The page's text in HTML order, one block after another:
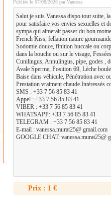
Publiée le 07/08/2026 par Vanessa
Salut je suis Vanessa dispo tout suite,
pour satisfaire vos envies sexuelles et
sympa qui aimerait passer du bon
French Kiss, fellation nature
Sodomie douce, finition buccale ou
dans la bouche ou sur le visage,
Cunilingus, Annulingus, pipe, godes ,
Avale Sperme, Position 69, Lèche
Baise dans véhicule, Pénétration avec
Prestation vraiment chaude.Intéressés
SMS : +33 7 56 85 83 41
Appel : +33 7 56 85 83 41
VIBER : +33 7 56 85 83 41
WHATSAPP: +33 7 56 85 83 41
TELEGRAM : +33 7 56 85 83 41
E-mail : vanessa.murat25@ gmail.com
GOOGLE CHAT: vanessa.murat25@
Prix : 1 €